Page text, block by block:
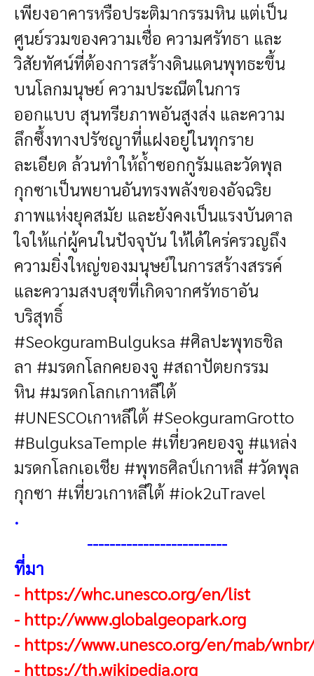
เพียงอาคารหรือประติมากรรมหิน แต่เป็น
ศูนย์รวมของความเชื่อ ความศรัทธา และ
วิสัยทัศน์ที่ต้องการสร้างดินแดนพุทธะขึ้น
บนโลกมนุษย์ ความประณีตในการ
ออกแบบ สุนทรียภาพอันสูงส่ง และความ
ลึกซึ้งทางปรัชญาที่แฝงอยู่ในทุกราย
ละเอียด ล้วนทำให้ถ้ำซอกกูรัมและวัดพุล
กุกซาเป็นพยานอันทรงพลังของอัจฉริย
ภาพแห่งยุคสมัย และยังคงเป็นแรงบันดาล
ใจให้แก่ผู้คนในปัจจุบัน ให้ได้ใคร่ครวญถึง
ความยิ่งใหญ่ของมนุษย์ในการสร้างสรรค์
และความสงบสุขที่เกิดจากศรัทธาอัน
บริสุทธิ์
#SeokguramBulguksa #ศิลปะพุทธชิล
ลา #มรดกโลกคยองจู #สถาปัตยกรรม
หิน #มรดกโลกเกาหลีใต้
#UNESCOเกาหลีใต้ #SeokguramGrotto
#BulguksaTemple #เที่ยวคยองจู #แหล่ง
มรดกโลกเอเชีย #พุทธศิลป์เกาหลี #วัดพุล
กุกซา #เที่ยวเกาหลีใต้ #iok2uTravel
.
-------------------------
ที่มา
- https://whc.unesco.org/en/list
- http://www.globalgeopark.org
- https://www.unesco.org/en/mab/
- https://th.wikipedia.org